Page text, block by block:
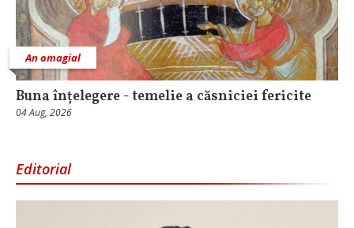
An omagial
Buna înțelegere - temelie a căsniciei fericite
04 Aug, 2026
Editorial